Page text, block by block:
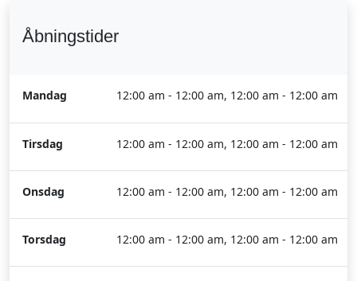
Åbningstider
Mandag 12:00 am - 12:00 am, 12:00 am - 12:00 am
Tirsdag 12:00 am - 12:00 am, 12:00 am - 12:00 am
Onsdag 12:00 am - 12:00 am, 12:00 am - 12:00 am
Torsdag 12:00 am - 12:00 am, 12:00 am - 12:00 am